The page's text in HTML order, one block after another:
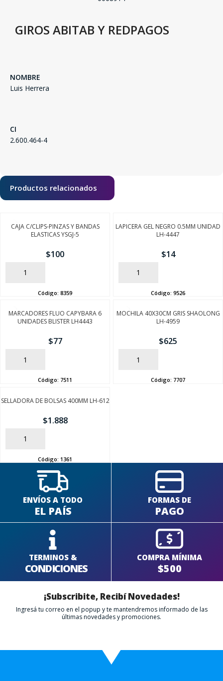
GIROS ABITAB Y REDPAGOS
NOMBRE
Luis Herrera
CI
2.600.464-4
Productos relacionados
CAJA C/CLIPS-PINZAS Y BANDAS
ELASTICAS YSGJ-5
$100
AÑADIR
Código: 8359
LAPICERA GEL NEGRO 0.5MM UNIDAD
LH-4447
$14
AÑADIR
Código: 9526
MARCADORES FLUO CAPYBARA 6
UNIDADES BLISTER LH4443
$77
AÑADIR
Código: 7511
MOCHILA 40X30CM GRIS SHAOLONG
LH-4959
$625
AÑADIR
Código: 7707
SELLADORA DE BOLSAS 400MM LH-612
$1.888
AÑADIR
Código: 1361
ENVÍOS A TODO
EL PAÍS
FORMAS DE
PAGO
TERMINOS &
CONDICIONES
COMPRA MÍNIMA
$500
¡Subscribite, Recibí Novedades!
Ingresá tu correo en el popup y te mantendremos informado de las
últimas novedades y promociones.